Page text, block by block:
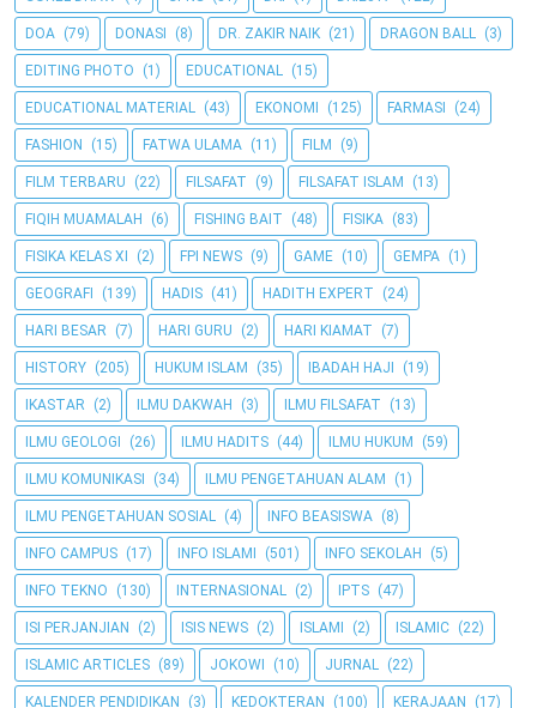
DOA (79) DONASI (8) DR. ZAKIR NAIK (21) DRAGON BALL (3)
EDITING PHOTO (1) EDUCATIONAL (15)
EDUCATIONAL MATERIAL (43) EKONOMI (125) FARMASI (24)
FASHION (15) FATWA ULAMA (11) FILM (9)
FILM TERBARU (22) FILSAFAT (9) FILSAFAT ISLAM (13)
FIQIH MUAMALAH (6) FISHING BAIT (48) FISIKA (83)
FISIKA KELAS XI (2) FPI NEWS (9) GAME (10) GEMPA (1)
GEOGRAFI (139) HADIS (41) HADITH EXPERT (24)
HARI BESAR (7) HARI GURU (2) HARI KIAMAT (7)
HISTORY (205) HUKUM ISLAM (35) IBADAH HAJI (19)
IKASTAR (2) ILMU DAKWAH (3) ILMU FILSAFAT (13)
ILMU GEOLOGI (26) ILMU HADITS (44) ILMU HUKUM (59)
ILMU KOMUNIKASI (34) ILMU PENGETAHUAN ALAM (1)
ILMU PENGETAHUAN SOSIAL (4) INFO BEASISWA (8)
INFO CAMPUS (17) INFO ISLAMI (501) INFO SEKOLAH (5)
INFO TEKNO (130) INTERNASIONAL (2) IPTS (47)
ISI PERJANJIAN (2) ISIS NEWS (2) ISLAMI (2) ISLAMIC (22)
ISLAMIC ARTICLES (89) JOKOWI (10) JURNAL (22)
KALENDER PENDIDIKAN (3) KEDOKTERAN (100) KERAJAAN (17)